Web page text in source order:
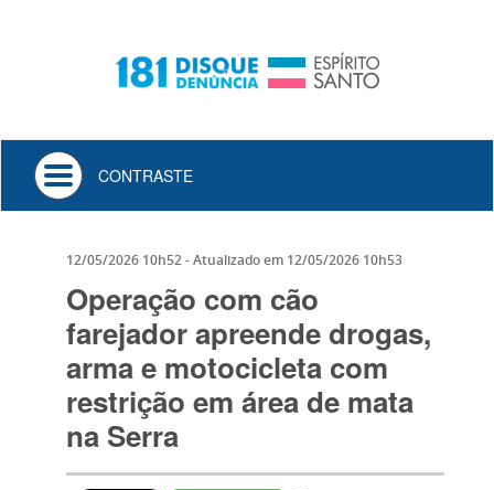
Toggle
navigation
CONTRASTE
12/05/2026 10h52- Atualizado em 12/05/2026 10h53
Operação com cão
farejador apreende drogas,
arma e motocicleta com
restrição em área de mata
na Serra